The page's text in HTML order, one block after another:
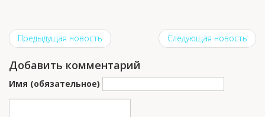
Предыдущая новость Следующая новость
Добавить комментарий
Имя (обязательное)